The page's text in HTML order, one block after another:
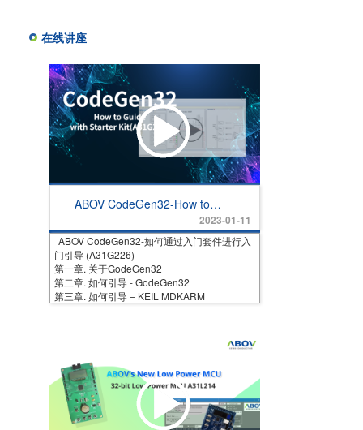
在线讲座
ABOV CodeGen32-How to
(A31G226) 2023-01-11
ABOV CodeGen32-如何通过入门套件进行入
门引导 (A31G226)
第一章. 关于GodeGen32
第二章. 如何引导 - GodeGen32
第三章. 如何引导 – KEIL MDKARM